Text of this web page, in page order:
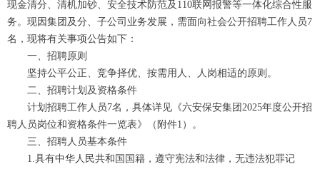
现金清分、清机加钞、安全技术防范及110联网报警等一体化综合性服
务。现因集团及分、子公司业务发展，需面向社会公开招聘工作人员7
名，现将有关事项公告如下：
一、招聘原则
坚持公平公正、竞争择优、按需用人、人岗相适的原则。
二、招聘计划及资格条件
计划招聘工作人员7名，具体详见《六安保安集团2025年度公开招
聘人员岗位和资格条件一览表》（附件1）。
三、招聘人员基本条件
1.具有中华人民共和国国籍，遵守宪法和法律，无违法犯罪记